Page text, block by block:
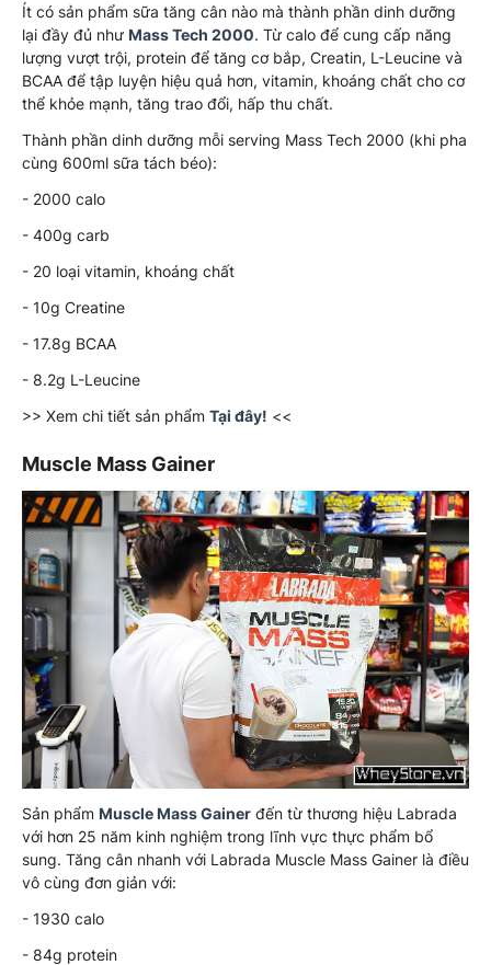
Ít có sản phẩm sữa tăng cân nào mà thành phần dinh dưỡng
lại đầy đủ như Mass Tech 2000. Từ calo để cung cấp năng
lượng vượt trội, protein để tăng cơ bắp, Creatin, L-Leucine và
BCAA để tập luyện hiệu quả hơn, vitamin, khoáng chất cho cơ
thể khỏe mạnh, tăng trao đổi, hấp thu chất.
Thành phần dinh dưỡng mỗi serving Mass Tech 2000 (khi pha
cùng 600ml sữa tách béo):
- 2000 calo
- 400g carb
- 20 loại vitamin, khoáng chất
- 10g Creatine
- 17.8g BCAA
- 8.2g L-Leucine
>> Xem chi tiết sản phẩm Tại đây! <<
Muscle Mass Gainer
Sản phẩm Muscle Mass Gainer đến từ thương hiệu Labrada
với hơn 25 năm kinh nghiệm trong lĩnh vực thực phẩm bổ
sung. Tăng cân nhanh với Labrada Muscle Mass Gainer là điều
vô cùng đơn giản với:
- 1930 calo
- 84g protein